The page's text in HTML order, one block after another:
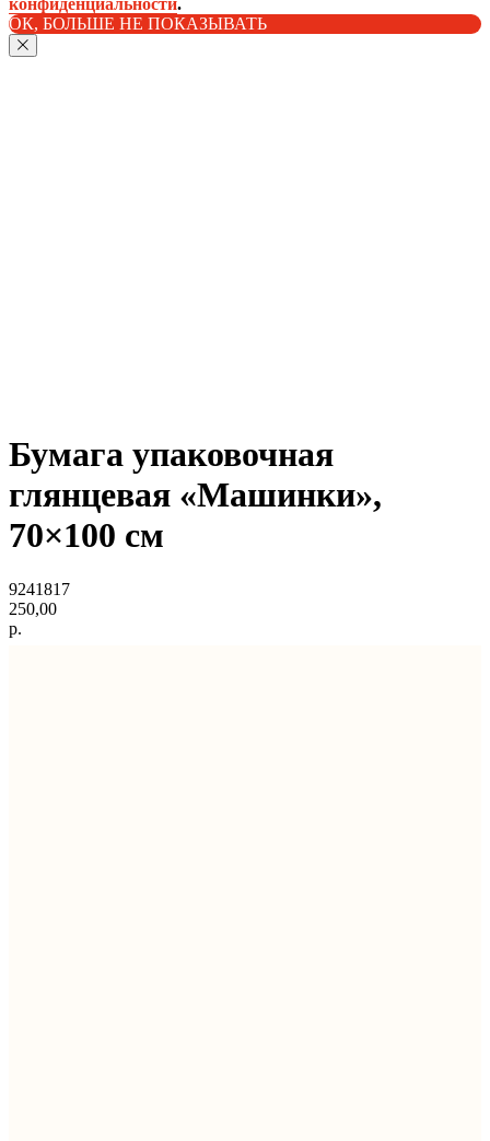
конфиденциальности.
ОК, БОЛЬШЕ НЕ ПОКАЗЫВАТЬ
Бумага упаковочная
глянцевая «Машинки»,
70×100 см
9241817
250,00
р.